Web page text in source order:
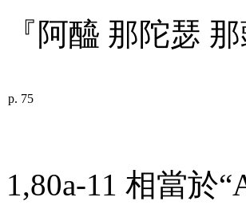
『阿醯 那陀瑟
p. 75
1,80a-11 相當於“